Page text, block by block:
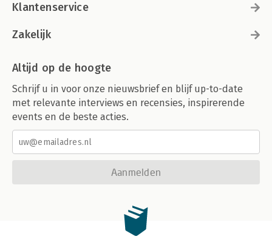
Klantenservice
Zakelijk
Altijd op de hoogte
Schrijf u in voor onze nieuwsbrief en blijf up-to-date
met relevante interviews en recensies, inspirerende
events en de beste acties.
Aanmelden